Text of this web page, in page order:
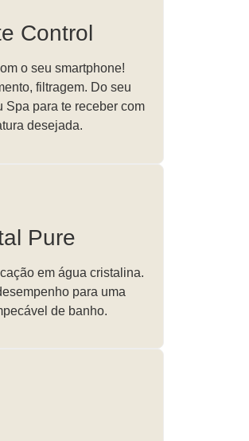
Control
o seu smartphone!
filtragem. Do seu
Spa para te receber com
desejada.
Pure
em água cristalina.
para uma
de banho.